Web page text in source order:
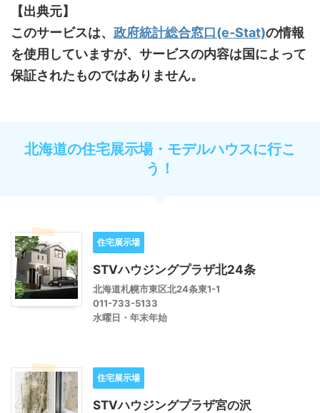
【出典元】
このサービスは、 政府統計総合窓口(e-Stat)の情報
を使用していますが、サービスの内容は国によって
保証されたものではありません。
北海道の住宅展示場・モデルハウスに行こ
う！
住宅展示場
STVハウジングプラザ北24条
北海道札幌市東区北24条東1-1
011-733-5133
水曜日・年末年始
住宅展示場
STVハウジングプラザ宮の沢